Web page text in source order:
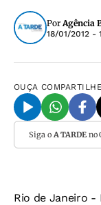
PorAgência
18/01/2012 -
OUÇA COMPARTILHE
Siga o A TARDEno
Rio de Janeiro -